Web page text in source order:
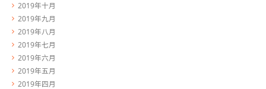
2019年十月
2019年九月
2019年八月
2019年七月
2019年六月
2019年五月
2019年四月